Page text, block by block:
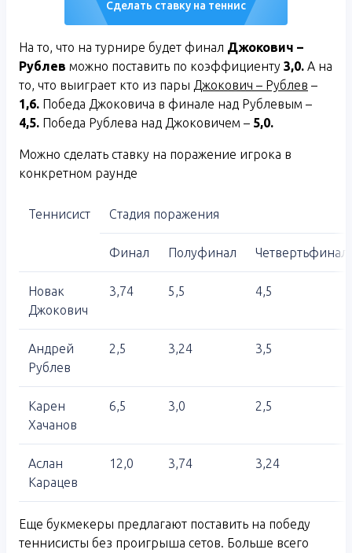
Сделать ставку на теннис
На то, что на турнире будет финал Джокович –
Рублев можно поставить по коэффициенту 3,0. А на
то, что выиграет кто из пары Джокович – Рублев –
1,6. Победа Джоковича в финале над Рублевым –
4,5. Победа Рублева над Джоковичем – 5,0.
Можно сделать ставку на поражение игрока в
конкретном раунде
Теннисист Стадия поражения
Финал Полуфинал Четвертьфинал
Новак
Джокович
3,74 5,5 4,5
Андрей
Рублев
2,5 3,24 3,5
Карен
Хачанов
6,5 3,0 2,5
Аслан
Карацев
12,0 3,74 3,24
Еще букмекеры предлагают поставить на победу
теннисисты без проигрыша сетов. Больше всего